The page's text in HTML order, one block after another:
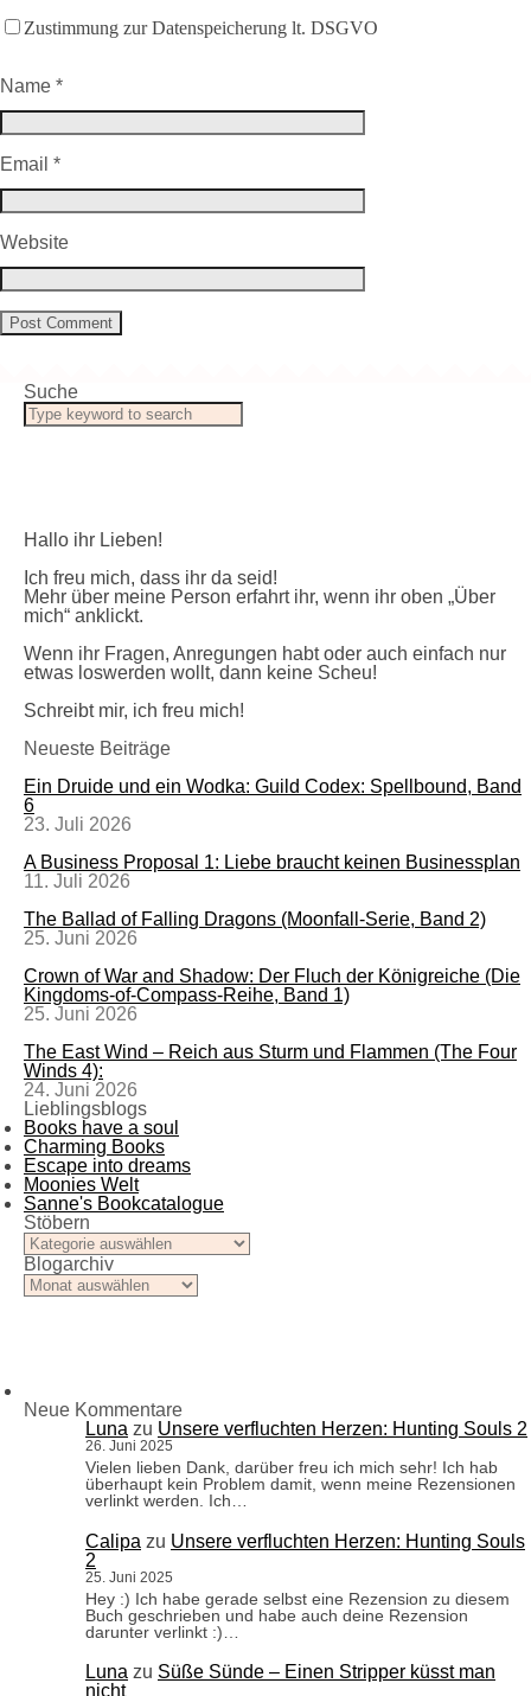
Zustimmung zur Datenspeicherung lt. DSGVO
Name *
Email *
Website
Suche
Hallo ihr Lieben!
Ich freu mich, dass ihr da seid!
Mehr über meine Person erfahrt ihr, wenn ihr oben „Über
mich“ anklickt.
Wenn ihr Fragen, Anregungen habt oder auch einfach nur
etwas loswerden wollt, dann keine Scheu!
Schreibt mir, ich freu mich!
Neueste Beiträge
Ein Druide und ein Wodka: Guild Codex: Spellbound, Band
6
23. Juli 2026
A Business Proposal 1: Liebe braucht keinen Businessplan
11. Juli 2026
The Ballad of Falling Dragons (Moonfall-Serie, Band 2)
25. Juni 2026
Crown of War and Shadow: Der Fluch der Königreiche (Die
Kingdoms-of-Compass-Reihe, Band 1)
25. Juni 2026
The East Wind – Reich aus Sturm und Flammen (The Four
Winds 4):
24. Juni 2026
Lieblingsblogs
Books have a soul
Charming Books
Escape into dreams
Moonies Welt
Sanne's Bookcatalogue
Stöbern
Stöbern
Blogarchiv
Blogarchiv
Neue Kommentare
Luna zu Unsere verfluchten Herzen: Hunting Souls 2
26. Juni 2025
Vielen lieben Dank, darüber freu ich mich sehr! Ich hab
überhaupt kein Problem damit, wenn meine Rezensionen
verlinkt werden. Ich…
Calipa zu Unsere verfluchten Herzen: Hunting Souls
2
25. Juni 2025
Hey :) Ich habe gerade selbst eine Rezension zu diesem
Buch geschrieben und habe auch deine Rezension
darunter verlinkt :)…
Luna zu Süße Sünde – Einen Stripper küsst man
nicht